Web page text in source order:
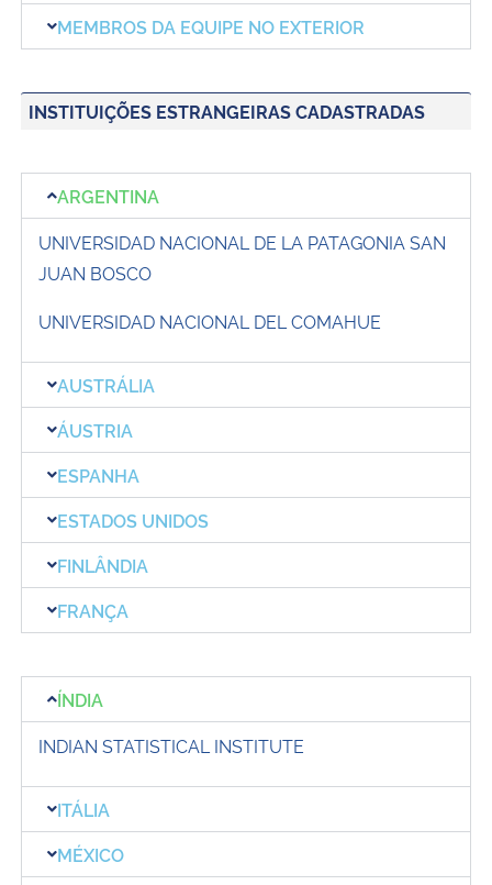
MEMBROS DA EQUIPE NO EXTERIOR
INSTITUIÇÕES ESTRANGEIRAS CADASTRADAS
ARGENTINA
UNIVERSIDAD NACIONAL DE LA PATAGONIA SAN
JUAN BOSCO
UNIVERSIDAD NACIONAL DEL COMAHUE
AUSTRÁLIA
ÁUSTRIA
ESPANHA
ESTADOS UNIDOS
FINLÂNDIA
FRANÇA
ÍNDIA
INDIAN STATISTICAL INSTITUTE
ITÁLIA
MÉXICO